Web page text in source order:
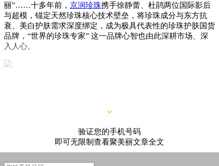
丽”……十多年前， 京润珍珠携手徐静蕾、杜鹃两位国际影后
与超模，锚定天然珍珠核心技术壁垒，将珍珠成分与东方抗
衰、美白护肤需求深度绑定，成为极具代表性的珍珠护肤国货
品牌，“世界的珍珠专家” 这一品牌心智也由此深耕市场、深
入人心。
验证您的手机号码
即可无限制查看聚美丽文章全文